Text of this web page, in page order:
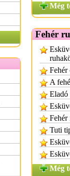
Még
Fehér
Fehér
A
Eladó
Fehér
Tuti
Még